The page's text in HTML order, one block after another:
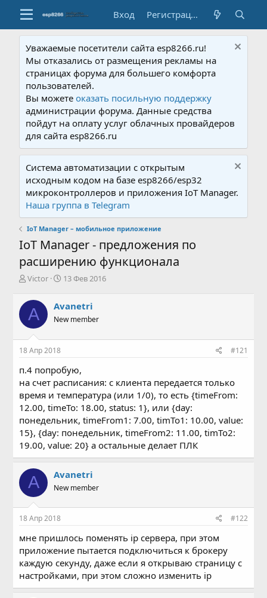
Вход Регистрация
Уважаемые посетители сайта esp8266.ru!
Мы отказались от размещения рекламы на
страницах форума для большего комфорта
пользователей.
Вы можетеоказать посильную поддержку
администрации форума. Данные средства
пойдут на оплату услуг облачных провайдеров
для сайта esp8266.ru
Система автоматизации с открытым
исходным кодом на базе esp8266/esp32
микроконтроллеров и приложения IoT Manager.
Наша группа в Telegram
IoT Manager – мобильное приложение
IoT Manager - предложения по
расширению функционала
А
т
о
р
т
е
м
Victor
Д
а
н
ч
л
а
13 Фев 2016
A Avanetri
New member
18 Апр 2018 #121
п.4 попробую,
на счет расписания: с клиента передается только
время и температура (или 1/0), то есть {timeFrom:
12.00, timeTo: 18.00, status: 1}, или {day:
понедельник, timeFrom1: 7.00, timTo1: 10.00, value:
15}, {day: понедельник, timeFrom2: 11.00, timTo2:
19.00, value: 20} а остальные делает ПЛК
A Avanetri
New member
18 Апр 2018 #122
мне пришлось поменять ip сервера, при этом
приложение пытается подключиться к брокеру
каждую секунду, даже если я открываю страницу с
настройками, при этом сложно изменить ip